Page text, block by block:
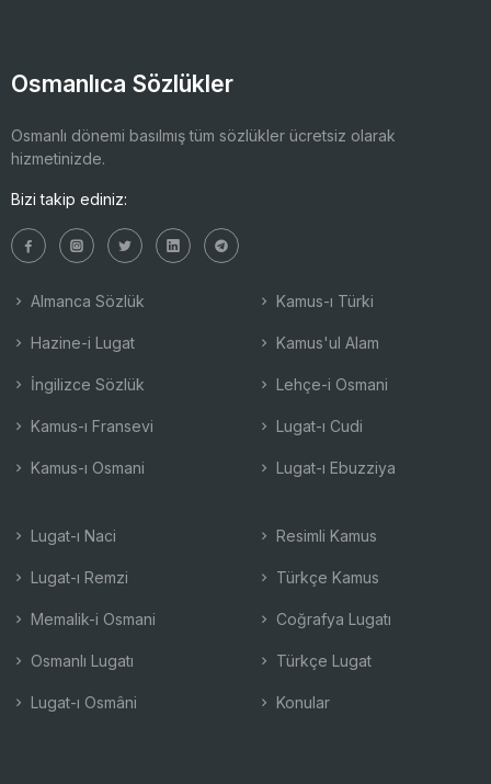
Osmanlıca Sözlükler
Osmanlı dönemi basılmış tüm sözlükler ücretsiz olarak
hizmetinizde.
Bizi takip ediniz:
Almanca Sözlük
Hazine-i Lugat
İngilizce Sözlük
Kamus-ı Fransevi
Kamus-ı Osmani
Kamus-ı Türki
Kamus'ul Alam
Lehçe-i Osmani
Lugat-ı Cudi
Lugat-ı Ebuzziya
Lugat-ı Naci
Lugat-ı Remzi
Memalik-i Osmani
Osmanlı Lugatı
Lugat-ı Osmâni
Resimli Kamus
Türkçe Kamus
Coğrafya Lugatı
Türkçe Lugat
Konular